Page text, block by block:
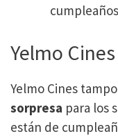
Yelmo Cines
Yelmo Cines
sorpresa para los
están de